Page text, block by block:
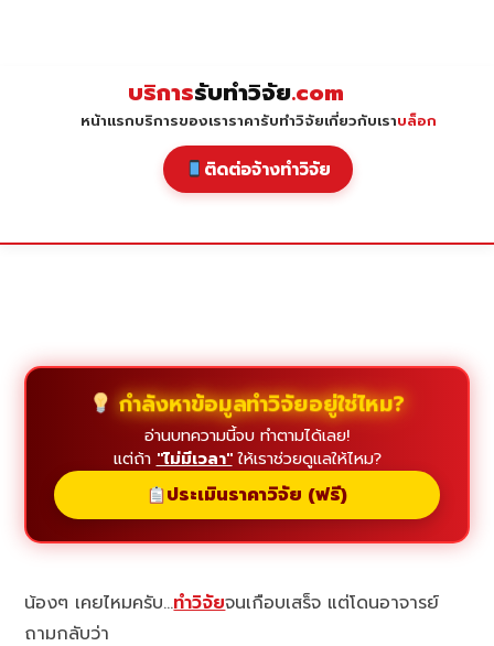
บริการรับทำวิจัย.com
หน้าแรกบริการของเราราคารับทำวิจัยเกี่ยวกับเราบล็อก
ติดต่อจ้างทำวิจัย
กำลังหาข้อมูลทำวิจัยอยู่ใช่ไหม?
อ่านบทความนี้จบ ทำตามได้เลย!
แต่ถ้า "ไม่มีเวลา"ให้เราช่วยดูแลให้ไหม?
ประเมินราคาวิจัย (ฟรี)
น้องๆ เคยไหมครับ…ทำวิจัยจนเกือบเสร็จ แต่โดนอาจารย์
ถามกลับว่า